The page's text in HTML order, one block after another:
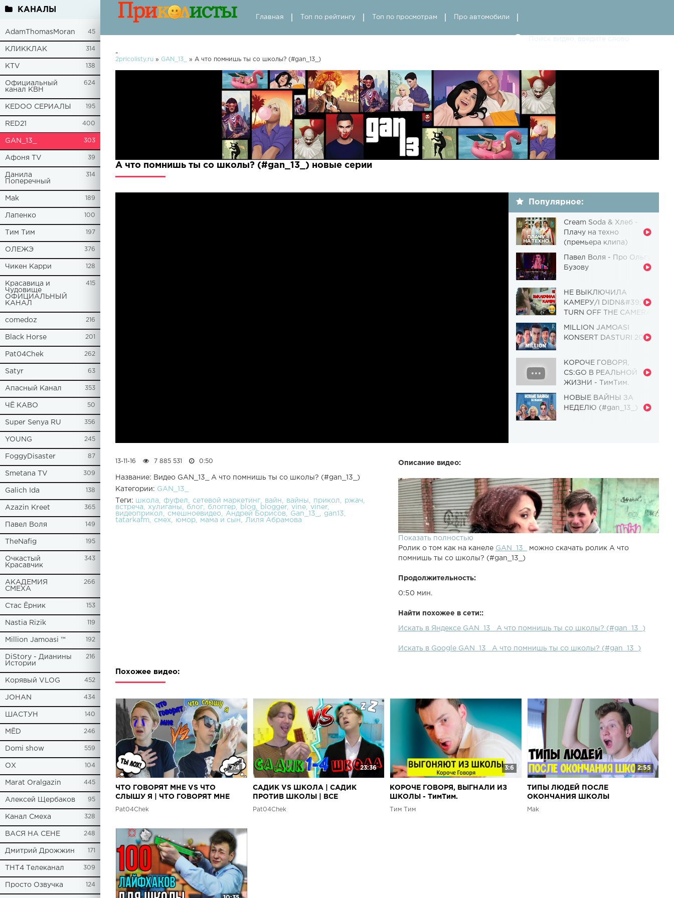
КАНАЛЫ
AdamThomasMoran 45
КЛИККЛАК 314
KTV 138
Официальный
канал КВН
624
KEDOO СЕРИАЛЫ 195
RED21 400
GAN_13_ 303
Афоня TV 39
Данила
Поперечный
314
Mak 189
Лапенко 100
Tим Тим 197
ОЛЕЖЭ 376
Чикен Карри 128
Красавица и
Чудовище
ОФИЦИАЛЬНЫЙ
КАНАЛ
415
comedoz 216
Black Horse 201
Pat04Chek 262
Satyr 63
Апасный Канал 353
ЧЁ КАВО 50
Super Senya RU 356
YOUNG 245
FoggyDisaster 87
Smetana TV 309
Galich Ida 138
Azazin Kreet 365
Павел Воля 149
TheNafig 195
Очкастый
Красавчик
343
АКАДЕМИЯ
СМЕХА
266
Стас Ёрник 153
Nastia Rizik 119
Million Jamoasi ™ 192
DiStory - Дианины
Истории
216
Корявый VLOG 452
JOHAN 434
ШАСТУН 140
МЁD 246
Domi show 559
ОХ 104
Marat Oralgazin 445
Алексей Щербаков 95
Канал Смеха 328
ВАСЯ НА СЕНЕ 248
Дмитрий Дрожжин 171
ТНТ4 Телеканал 309
Просто Озвучка 124
Главная Топ по рейтингу Топ по просмотрам Про автомобили
-
2pricolisty.ru » GAN_13_ » А что помнишь ты со школы? (#gan_13_)
А что помнишь ты со школы? (#gan_13_) новые серии
Популярное:
Cream Soda & Хлеб -
Плачу на техно
(премьера клипа)
Павел Воля - Про Ольгу
Бузову
НЕ ВЫКЛЮЧИЛА
КАМЕРУ/I DIDN&#39;T
TURN OFF THE CAMERA
Чудовище] (Выпуск 110)
MILLION JAMOASI
KONSERT DASTURI 2019
КОРОЧЕ ГОВОРЯ,
CS:GO В РЕАЛЬНОЙ
ЖИЗНИ - ТимТим.
НОВЫЕ ВАЙНЫ ЗА
НЕДЕЛЮ (#gan_13_)
Описание видео:
Показать полностью
Ролик о том как на канеле GAN_13_
можно скачать ролик А что
помнишь ты со школы? (#gan_13_)
Продолжительность:
0:50 мин.
Найти похожее в сети::
Искать в Яндексе GAN_13_ А что помнишь ты со школы? (#gan_13_)
Искать в Google GAN_13_ А что помнишь ты со школы? (#gan_13_)
13-11-16 7 885 531 0:50
Название: Видео GAN_13_ А что помнишь ты со школы? (#gan_13_)
Категории: GAN_13_
Теги: школа фуфел сетевой маркетинг вайн вайны прикол
ржач
встреча
хулиганы блог блоггер blog blogger vine
viner
видеоприкол
смешноевидео Андрей Борисов Gan_13_
gan13
tatarkafm
смех юмор мама и сын Лиля Абрамова
Похожее видео:
7:4
ЧТО ГОВОРЯТ МНЕ VS ЧТО
СЛЫШУ Я | ЧТО ГОВОРЯТ МНЕ
ПРОТИВ ЧТО СЛЫШУ Я
Pat04Chek
23:36
САДИК VS ШКОЛА | САДИК
ПРОТИВ ШКОЛЫ | ВСЕ
ЧАСТИ(СБОРНИК)
Pat04Chek
3:6
КОРОЧЕ ГОВОРЯ, ВЫГНАЛИ ИЗ
ШКОЛЫ - ТимТим.
Tим Тим
2:55
ТИПЫ ЛЮДЕЙ ПОСЛЕ
ОКОНЧАНИЯ ШКОЛЫ
Mak